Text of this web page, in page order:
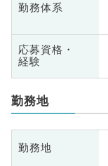
勤務体系
応募資格・
経験
勤務地
勤務地